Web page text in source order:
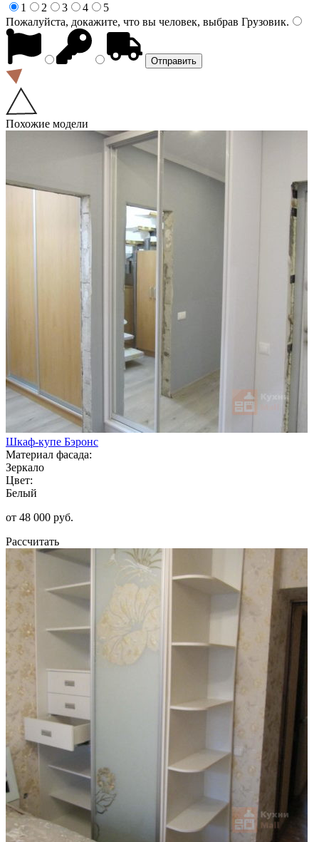
1
2 3 4
5
Пожалуйста, докажите, что вы человек, выбрав Грузовик.
Похожие модели
Шкаф-купе Бэронс
Материал фасада:
Зеркало
Цвет:
Белый
от 48 000 руб.
Рассчитать